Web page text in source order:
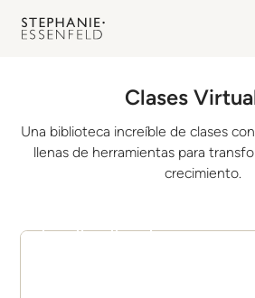
Clases
Una biblioteca increíble de clases
llenas de herramientas para
crecimiento.